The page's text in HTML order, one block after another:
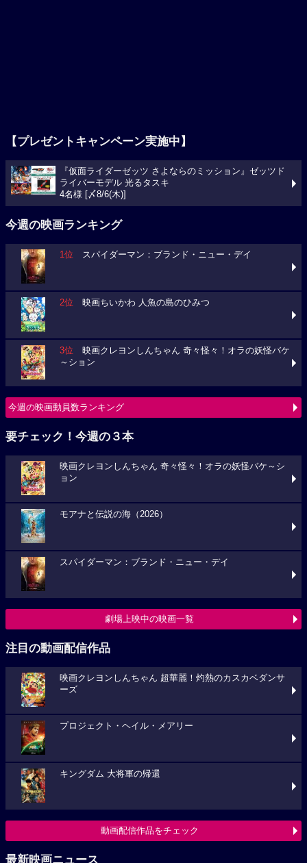
【プレゼントキャンペーン実施中】
『仮面ライダーゼッツ さよならのミッション』ゼッツド
ライバーモデル 光るタスキ
4名様 [〆8/6(木)]
今週の映画ランキング
1位 スパイダーマン：ブランド・ニュー・デイ
2位 映画ちいかわ 人魚の島のひみつ
3位 映画クレヨンしんちゃん 奇々怪々！オラの妖怪バケ
～ション
今週の映画動員数ランキング
要チェック！今週の３本
映画クレヨンしんちゃん 奇々怪々！オラの妖怪バケ～シ
ョン
モアナと伝説の海（2026）
スパイダーマン：ブランド・ニュー・デイ
劇場上映中の映画一覧
注目の動画配信作品
映画クレヨンしんちゃん 超華麗！灼熱のカスカベダンサ
ーズ
プロジェクト・ヘイル・メアリー
キングダム 大将軍の帰還
動画配信作品をチェック
最新映画ニュース